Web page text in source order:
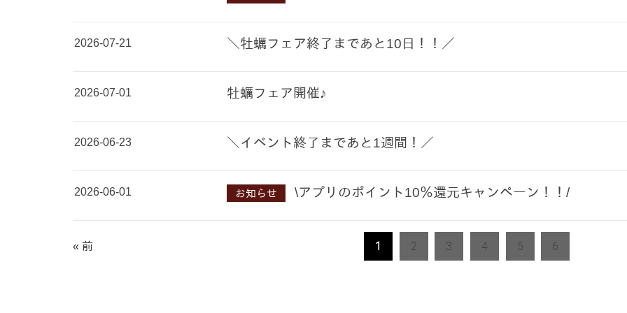
2026-07-21 ＼牡蠣フェア終了まであと10日！！／
2026-07-01 牡蠣フェア開催♪
2026-06-23 ＼イベント終了まであと1週間！／
2026-06-01 お知らせ \アプリのポイント10％還元キャンペーン！！/
« 前 1 2 3 4 5 6